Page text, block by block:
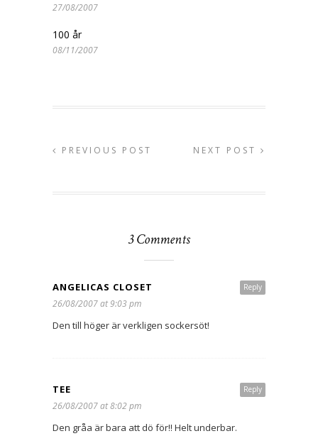
27/08/2007
100 år
08/11/2007
PREVIOUS POST NEXT POST
3 Comments
Reply
ANGELICAS CLOSET
26/08/2007 at 9:03 pm
Den till höger är verkligen sockersöt!
Reply
TEE
26/08/2007 at 8:02 pm
Den gråa är bara att dö för!! Helt underbar.